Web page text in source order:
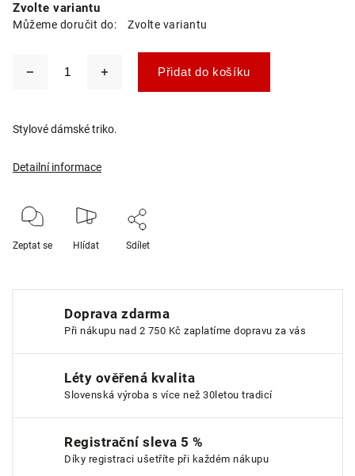
Zvolte variantu
Můžeme doručit do: Zvolte variantu
Přidat do košíku
Stylové dámské triko.
Detailní informace
Zeptat se Hlídat Sdílet
Doprava zdarma
Při nákupu nad 2 750 Kč zaplatíme dopravu za vás
Léty ověřená kvalita
Slovenská výroba s více než 30letou tradicí
Registrační sleva 5 %
Díky registraci ušetříte při každém nákupu